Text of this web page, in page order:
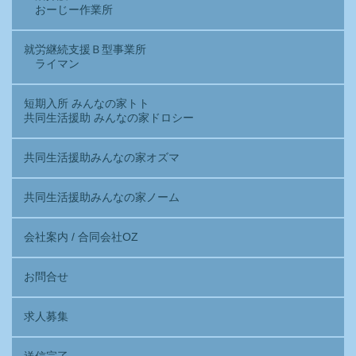
おーじー作業所
就労継続支援Ｂ型事業所
ライマン
短期入所 みんなの家トト
共同生活援助 みんなの家ドロシー
共同生活援助みんなの家オズマ
共同生活援助みんなの家ノーム
会社案内 / 合同会社OZ
お問合せ
求人募集